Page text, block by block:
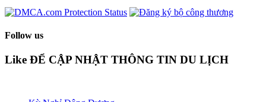
Follow us
Like ĐỂ CẬP NHẬT THÔNG TIN DU LỊCH